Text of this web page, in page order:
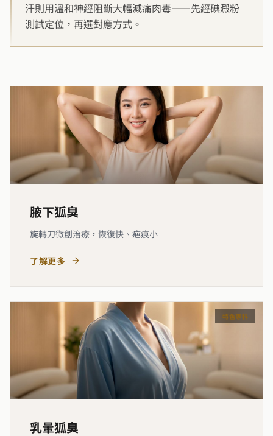
汗則用溫和神經阻斷大幅減痛肉毒——先經碘澱粉
測試定位，再選對應方式。
腋下狐臭
旋轉刀微創治療，恢復快、疤痕小
了解更多
特色專科
乳暈狐臭